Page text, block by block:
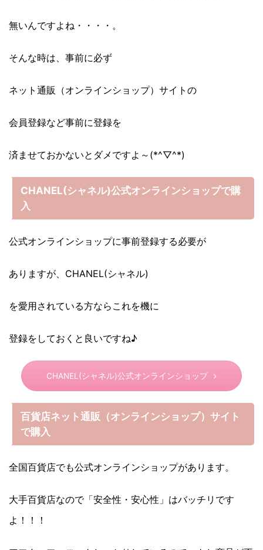
無いんですよね・・・・。
そんな時は、事前に必ず
ネット通販（オンラインショップ）サイトの
会員登録など事前に登録を
済ませておかないとダメですよ～(*^▽^*)
CHANEL(シャネル)公式オンラインショップで購
入
公式オンラインショップに事前登録する必要が
ありますが、CHANEL(シャネル)
を愛用されている方ならこれを機に
登録をしておくと良いですね♪
CHANEL(シャネル)公式オンラインショップ
百貨店ネット通販（オンラインショップ）サイト
で購入
全国百貨店でも公式オンラインショップがあります。
大手百貨店なので「安全性・安心性」はバッチリです
よ！！！